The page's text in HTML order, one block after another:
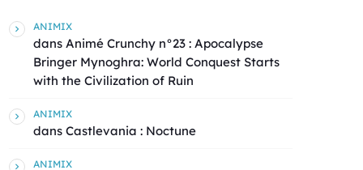
ANIMIX
dans Animé Crunchy n°23 : Apocalypse
Bringer Mynoghra: World Conquest Starts
with the Civilization of Ruin
ANIMIX
dans Castlevania : Noctune
ANIMIX